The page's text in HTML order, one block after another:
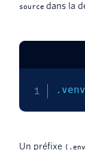
source dans la
.venv
Un préfixe